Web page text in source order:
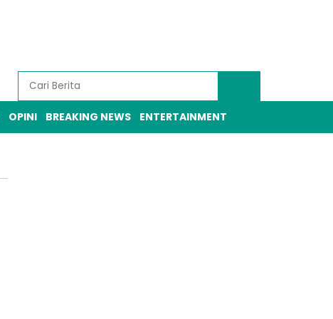
OPINI BREAKING NEWS ENTERTAINMENT